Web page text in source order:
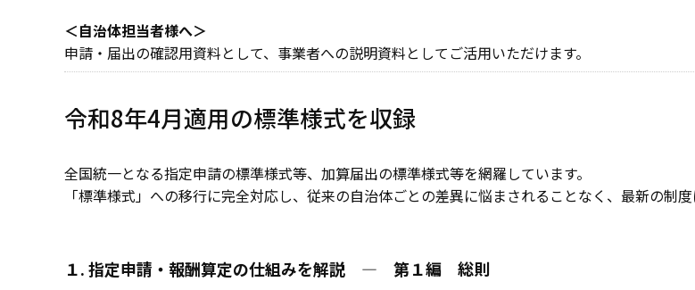
＜自治体担当者様へ＞
申請・届出の確認用資料として、事業者への説明資料としてご活用いただけます。
令和8年4月適用の標準様式を収録
全国統一となる指定申請の標準様式等、 加算届出の標準様式等を網羅しています。
「標準様式」 への移行に完全対応し、従来の自治体ごとの差異に悩まされることなく、最新の制
１. 指定申請・報酬算定の仕組みを解説 ― 第１編 総則